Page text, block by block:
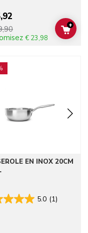
€ 23,98
ADD
+
EN INOX 20CM
5.0 (1)